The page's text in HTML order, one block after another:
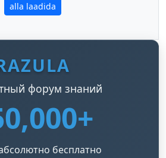
alla laadida
форум знаний
бесплатно